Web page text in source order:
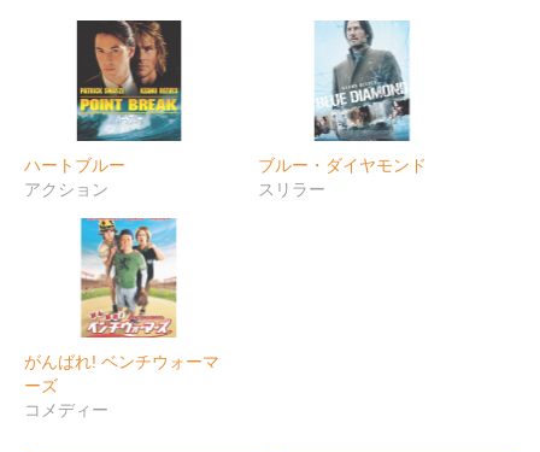
ハートブルー
アクション
ブルー・ダイヤモンド
スリラー
がんばれ! ベンチウォーマ
ーズ
コメディー